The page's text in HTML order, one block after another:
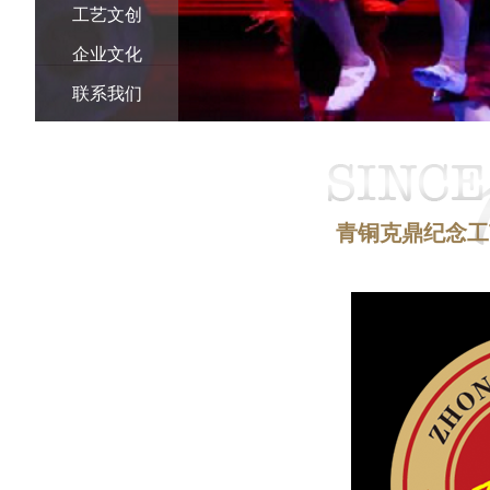
工艺文创
企业文化
联系我们
青铜克鼎纪念